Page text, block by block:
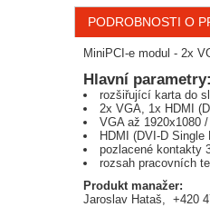
PODROBNOSTI O
MiniPCI-e modul - 2x
Hlavní parametry:
rozšiřující karta do
2x VGA, 1x HDMI
VGA až 1920x1080
HDMI (DVI-D Single
pozlacené kontakty
rozsah pracovních
Produkt manažer:
Jaroslav Hataš, +420